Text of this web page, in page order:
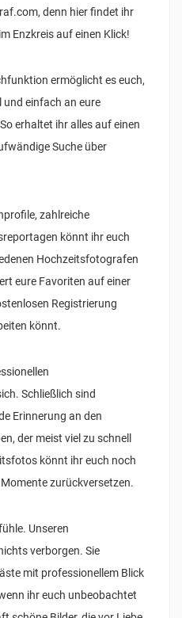
denn hier findet ihr
Enzkreis auf einen Klick!
ermöglicht es euch,
und einfach an eure
erhaltet ihr alles auf einen
Suche über
zahlreiche
könnt ihr euch
Hochzeitsfotografen
eure Favoriten auf einer
Registrierung
könnt.
Schließlich sind
Erinnerung an den
der meist viel zu schnell
könnt ihr euch noch
zurückversetzen.
Unseren
verborgen. Sie
mit professionellem Blick
ihr euch unbeobachtet